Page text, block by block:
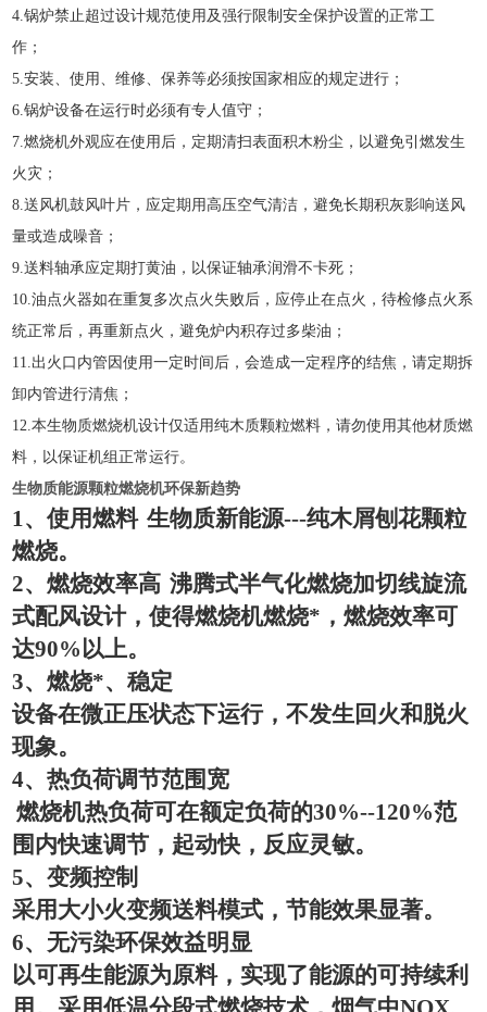
4.锅炉禁止超过设计规范使用及强行限制安全保护设置的正常工
作；
5.安装、使用、维修、保养等必须按国家相应的规定进行；
6.锅炉设备在运行时必须有专人值守；
7.燃烧机外观应在使用后，定期清扫表面积木粉尘，以避免引燃发生
火灾；
8.送风机鼓风叶片，应定期用高压空气清洁，避免长期积灰影响送风
量或造成噪音；
9.送料轴承应定期打黄油，以保证轴承润滑不卡死；
10.油点火器如在重复多次点火失败后，应停止在点火，待检修点火系
统正常后，再重新点火，避免炉内积存过多柴油；
11.出火口内管因使用一定时间后，会造成一定程序的结焦，请定期拆
卸内管进行清焦；
12.本生物质燃烧机设计仅适用纯木质颗粒燃料，请勿使用其他材质燃
料，以保证机组正常运行。
生物质能源颗粒燃烧机环保新趋势
1、使用燃料 生物质新能源---纯木屑刨花颗粒
燃烧。
2、燃烧效率高 沸腾式半气化燃烧加切线旋流
式配风设计，使得燃烧机燃烧*，燃烧效率可
达90%以上。
3、燃烧*、稳定
设备在微正压状态下运行，不发生回火和脱火
现象。
4、热负荷调节范围宽
燃烧机热负荷可在额定负荷的30%--120%范
围内快速调节，起动快，反应灵敏。
5、变频控制
采用大小火变频送料模式，节能效果显著。
6、无污染环保效益明显
以可再生能源为原料，实现了能源的可持续利